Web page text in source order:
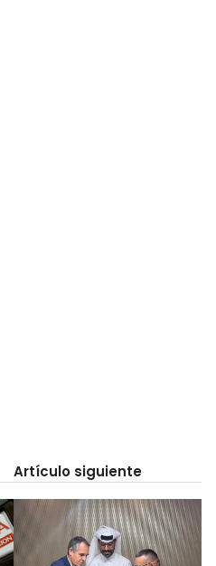
Artículo siguiente